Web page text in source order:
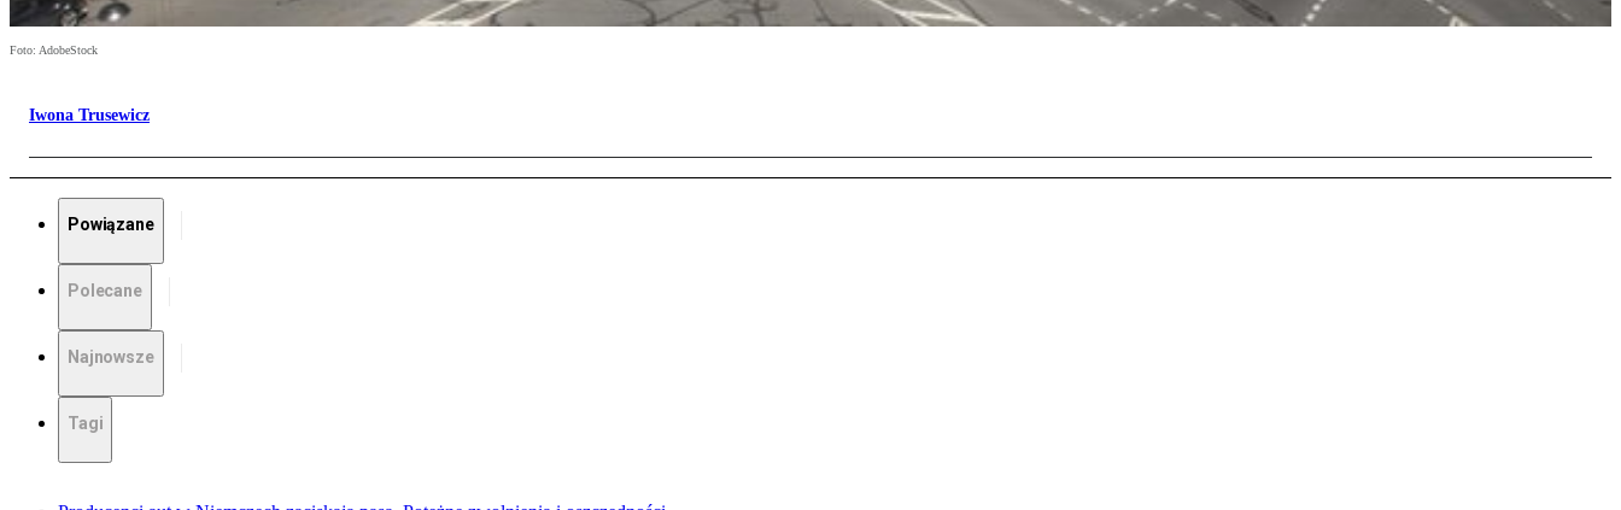
Foto: AdobeStock
Iwona Trusewicz
Powiązane
Polecane
Najnowsze
Tagi